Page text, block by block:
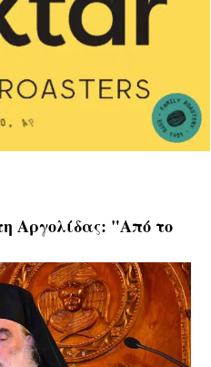
Αργολίδας: "Από το